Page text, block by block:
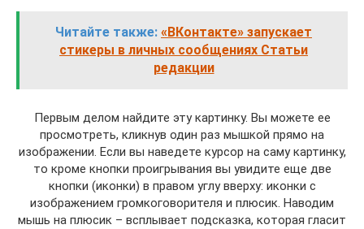
Читайте также: «ВКонтакте» запускает
стикеры в личных сообщениях Статьи
редакции
Первым делом найдите эту картинку. Вы можете ее
просмотреть, кликнув один раз мышкой прямо на
изображении. Если вы наведете курсор на саму картинку,
то кроме кнопки проигрывания вы увидите еще две
кнопки (иконки) в правом углу вверху: иконки с
изображением громкоговорителя и плюсик. Наводим
мышь на плюсик – всплывает подсказка, которая гласит